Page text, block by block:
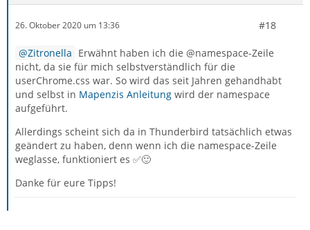
26. Oktober 2020 um 13:36 #18
Zitronella Erwähnt haben ich die @namespace-Zeile
nicht, da sie für mich selbstverständlich für die
userChrome.css war. So wird das seit Jahren gehandhabt
und selbst in Mapenzis Anleitung wird der namespace
aufgeführt.
Allerdings scheint sich da in Thunderbird tatsächlich etwas
geändert zu haben, denn wenn ich die namespace-Zeile
weglasse, funktioniert es ✅🙂
Danke für eure Tipps!